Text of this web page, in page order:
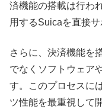
済機能の搭載は行わ
用するSuicaを直接
さらに、決済機能を
でなくソフトウェア
す。このプロセスに
ツ性能を最重視して